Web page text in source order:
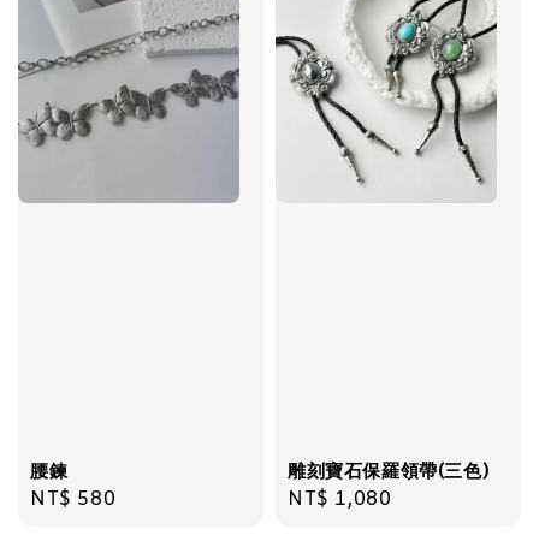
腰鍊
Regular
NT$ 580
雕刻寶石保羅領帶(三色)
Regular
NT$ 1,080